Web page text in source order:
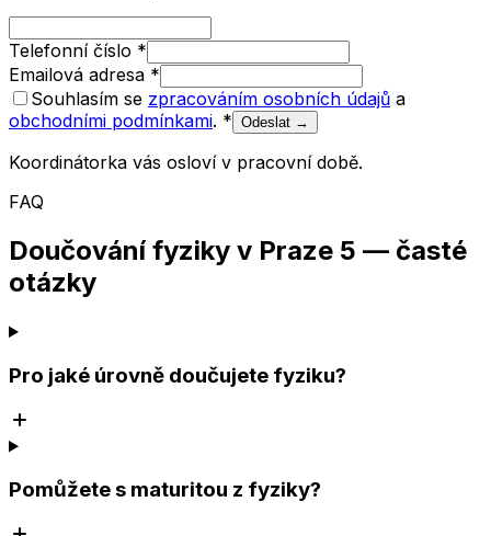
Telefonní číslo *
Emailová adresa *
Souhlasím se zpracováním osobních údajů a
obchodními podmínkami. * Odeslat →
Koordinátorka vás osloví v pracovní době.
FAQ
Doučování fyziky v Praze 5 — časté
otázky
Pro jaké úrovně doučujete fyziku?
Pomůžete s maturitou z fyziky?